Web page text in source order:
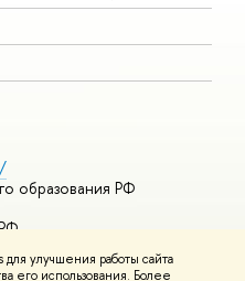
улучшения работы сайта
его использования. Более
образования РФ